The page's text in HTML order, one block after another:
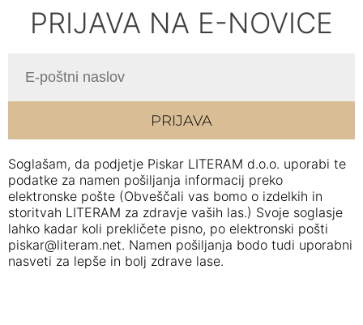
PRIJAVA NA E-NOVICE
PRIJAVA
Soglašam, da podjetje Piskar LITERAM d.o.o. uporabi te
podatke za namen pošiljanja informacij preko
elektronske pošte (Obveščali vas bomo o izdelkih in
storitvah LITERAM za zdravje vaših las.) Svoje soglasje
lahko kadar koli prekličete pisno, po elektronski pošti
piskar@literam.net. Namen pošiljanja bodo tudi uporabni
nasveti za lepše in bolj zdrave lase.